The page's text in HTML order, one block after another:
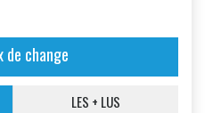
de change
LES + LUS